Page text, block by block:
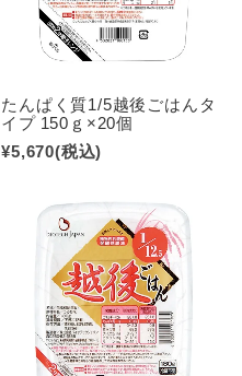
たんぱく質1/5越後ごはんタ
イプ 150ｇ×20個
¥5,670(税込)